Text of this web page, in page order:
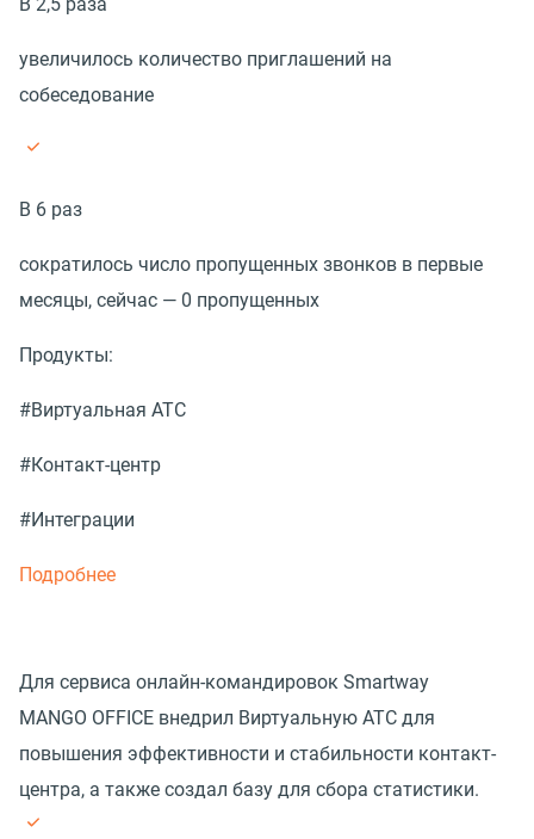
увеличилось количество приглашений на
собеседование
В 6 раз
сократилось число пропущенных звонков в первые
месяцы, сейчас — 0 пропущенных
Продукты:
#Виртуальная АТС
#Контакт-центр
#Интеграции
Подробнее
Для сервиса онлайн-командировок Smartway
MANGO OFFICE внедрил Виртуальную АТС для
повышения эффективности и стабильности контакт-
центра, а также создал базу для сбора статистики.